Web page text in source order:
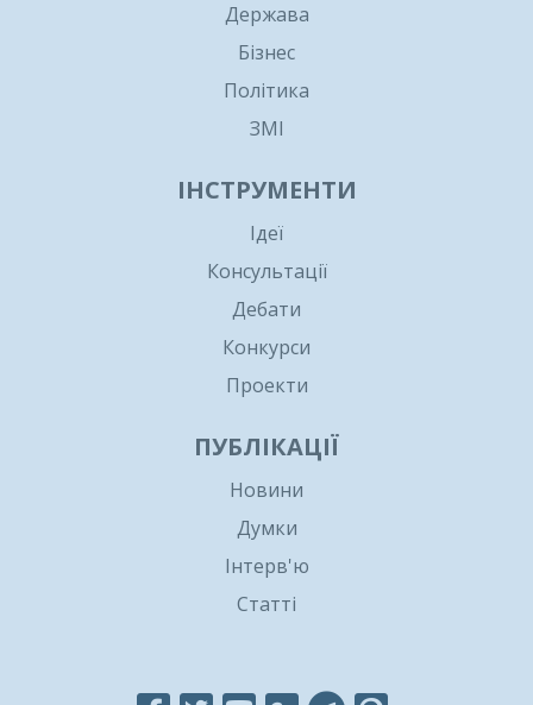
Держава
Бізнес
Політика
ЗМІ
ІНСТРУМЕНТИ
Ідеї
Консультації
Дебати
Конкурси
Проекти
ПУБЛІКАЦІЇ
Новини
Думки
Інтерв'ю
Статті